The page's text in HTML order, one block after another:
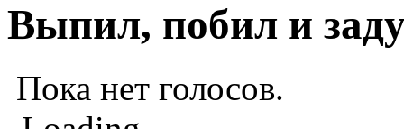
Выпил, побил и
Пока нет голосов.